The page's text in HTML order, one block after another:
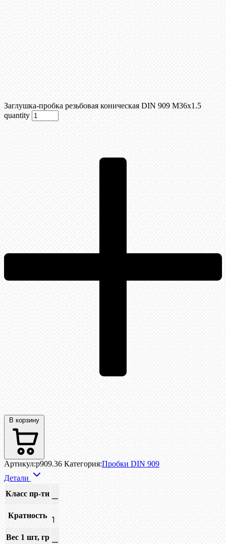
Заглушка-пробка резьбовая коническая DIN 909 М36х1.5
quantity
В корзину
Артикул:p909.36 Категория:Пробки DIN 909
Детали
Класс пр-ти —
Кратность 1
Вес 1 шт, гр